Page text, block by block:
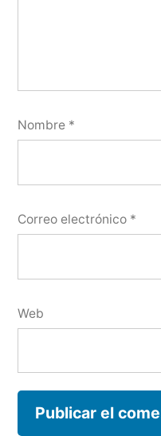
Nombre *
Correo electrónico *
Web